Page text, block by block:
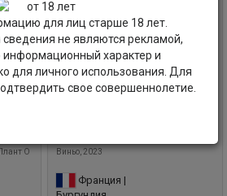
О
Виньо, 2023
Франция |
для лиц старше 18 лет.
не являются рекламой,
информационный характер и
для личного использования. Для
свое совершеннолетие.